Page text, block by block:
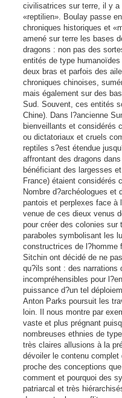
civilisatrices sur terre, il y a
«reptilien». Boulay passe
chroniques historiques et
amené sur terre les bases
dragons : non pas des
entités de type
deux bras et parfois des
chroniques chinoises,
mais également sur des
Sud. Souvent, ces entités
Chine). Dans l?ancienne
bienveillants et considérés
ou dictatoriaux et cruels
reptiles s?est étendue
affrontant des dragons
bénéficiant des largesses
France) étaient considérés
Nombre d?archéologues
pantois et perplexes face à
venue de ces dieux venus
pour créer des colonies
paraboles symbolisant les
constructrices de l?homme
Sitchin ont décidé de ne
qu?ils sont : des narrations
incompréhensibles pour
puissance d?un tel
Anton Parks poursuit les
loin. Il nous montre par
vaste et plus prégnant
nombreuses ethnies de
très claires allusions à la
dévoiler le contenu
proche des conceptions
comment et pourquoi des
patriarcal et très